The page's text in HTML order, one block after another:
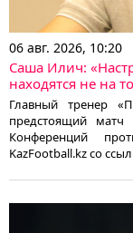
06 авг. 2026, 10:20
Саша Илич:
находятся не на
Главный тренер
предстоящий матч
Конференций
KazFootball.kz со